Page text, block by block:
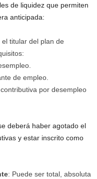
de liquidez que permiten
anticipada:
el titular del plan de
de empleo.
por desempleo
deberá haber agotado el
y estar inscrito como
: Puede ser total, absoluta